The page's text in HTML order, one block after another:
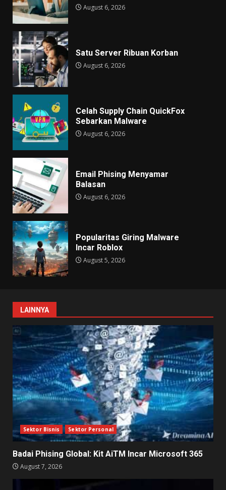
August 6, 2026
Satu Server Ribuan Korban
August 6, 2026
Celah Supply Chain QuickFox
Sebarkan Malware
August 6, 2026
Email Phising Menyamar
Balasan
August 6, 2026
Popularitas Giring Malware
Incar Roblox
August 5, 2026
LAINNYA
Sektor Bisnis Sektor Personal
Badai Phising Global: Kit AiTM Incar Microsoft 365
August 7, 2026